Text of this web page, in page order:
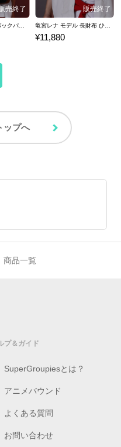
竜宮レナ モデル バックパック ひぐらしのなく頃に業 竜宮レナ モデル 長財布 ひぐらしのなく頃に業
¥11,880
ップへ
商品一覧
プ＆ガイド
SuperGroupiesとは？
アニメバウンド
よくある質問
お問い合わせ